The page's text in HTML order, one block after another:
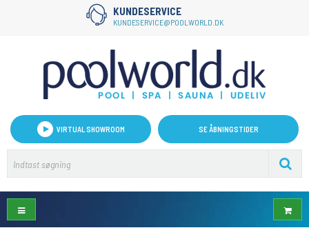
KUNDESERVICE
KUNDESERVICE@POOLWORLD.DK
VIRTUAL SHOWROOM SE ÅBNINGSTIDER